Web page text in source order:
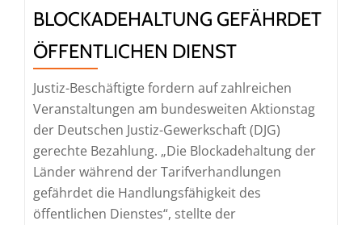
BLOCKADEHALTUNG GEFÄHRDET
ÖFFENTLICHEN DIENST
Justiz-Beschäftigte fordern auf zahlreichen
Veranstaltungen am bundesweiten Aktionstag
der Deutschen Justiz-Gewerkschaft (DJG)
gerechte Bezahlung. „Die Blockadehaltung der
Länder während der Tarifverhandlungen
gefährdet die Handlungsfähigkeit des
öffentlichen Dienstes“, stellte der